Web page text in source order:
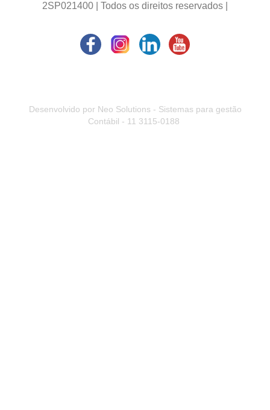
2SP021400 | Todos os direitos reservados |
Desenvolvido por Neo Solutions - Sistemas para gestão
Contábil - 11 3115-0188